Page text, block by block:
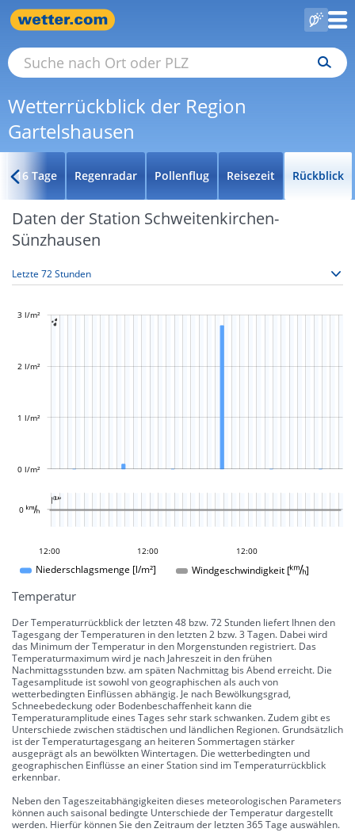
Wetterrückblick der Region
Gartelshausen
16 Tage Regenradar Pollenflug Reisezeit Rückblick
Daten der Station Schweitenkirchen-
Sünzhausen

0 l/m²
1 l/m²
2 l/m²
3 l/m²

0 
12:00
09:00
06:00
03:00
13:00
14:00 12:00
12:00
Niederschlagsmenge [l/m²]
Windgeschwindigkeit []
Temperatur
Der Temperaturrückblick der letzten 48 bzw. 72 Stunden liefert Ihnen den
Tagesgang der Temperaturen in den letzten 2 bzw. 3 Tagen. Dabei wird
das Minimum der Temperatur in den Morgenstunden registriert. Das
Temperaturmaximum wird je nach Jahreszeit in den frühen
Nachmittagsstunden bzw. am späten Nachmittag bis Abend erreicht. Die
Tagesamplitude ist sowohl von geographischen als auch von
wetterbedingten Einflüssen abhängig. Je nach Bewölkungsgrad,
Schneebedeckung oder Bodenbeschaffenheit kann die
Temperaturamplitude eines Tages sehr stark schwanken. Zudem gibt es
Unterschiede zwischen städtischen und ländlichen Regionen. Grundsätzlich
ist der Temperaturtagesgang an heiteren Sommertagen stärker
ausgeprägt als an bewölkten Wintertagen. Die wetterbedingten und
geographischen Einflüsse an einer Station sind im Temperaturrückblick
erkennbar.
Neben den Tageszeitabhängigkeiten dieses meteorologischen Parameters
können auch saisonal bedingte Unterschiede der Temperatur dargestellt
werden. Hierfür können Sie den Zeitraum der letzten 365 Tage auswählen.